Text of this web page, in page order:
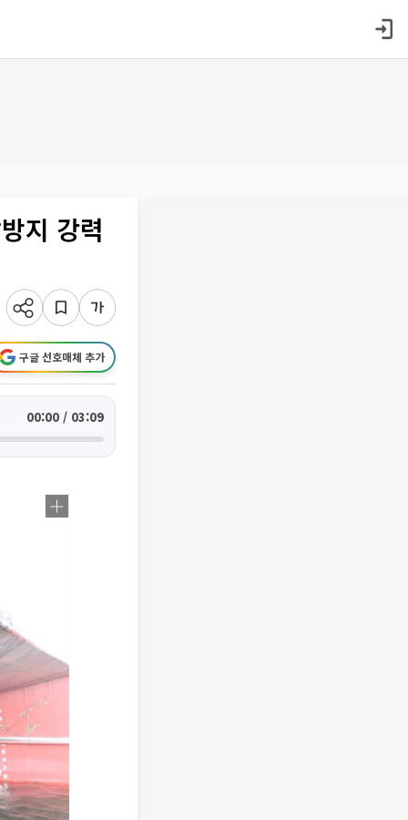
지 강력
구글 선호매체 추가
00:00 / 03:09